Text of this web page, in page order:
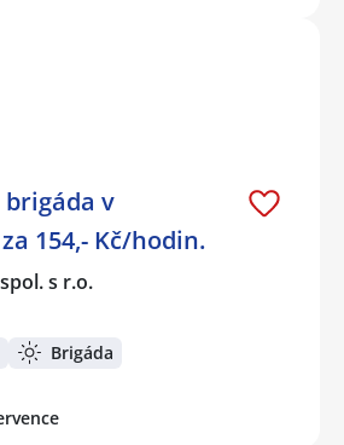
v
154,- Kč/hodin.
s r.o.
Brigáda